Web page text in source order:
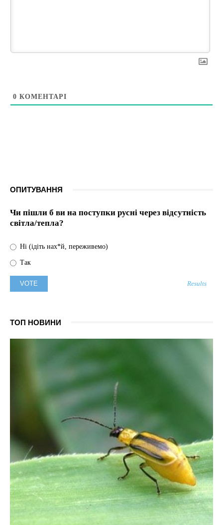
0 КОМЕНТАРІ
ОПИТУВАННЯ
Чи пішли б ви на поступки русні через відсутність
світла/тепла?
Ні (ідіть нах*й, переживемо)
Так
Results
ТОП НОВИНИ